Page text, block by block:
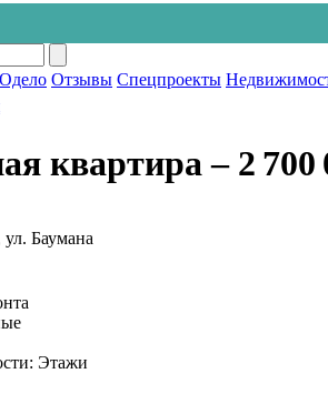
Отзывы Спецпроекты
квартира‒ 2 700
Баумана
: Этажи